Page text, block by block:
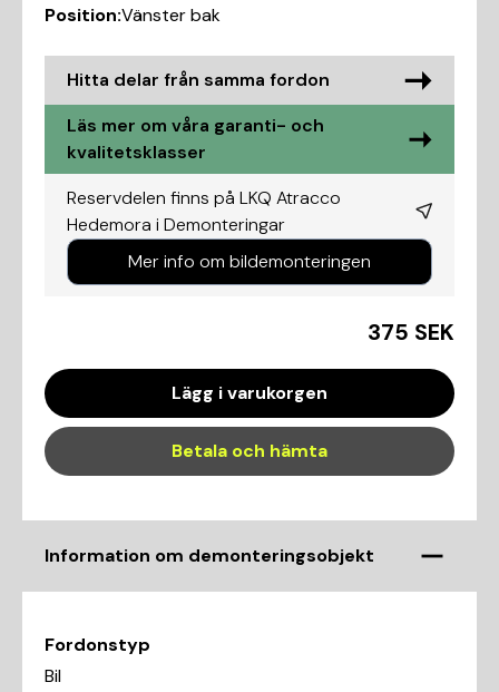
Position:Vänster bak
Hitta delar från samma fordon
Läs mer om våra garanti- och
kvalitetsklasser
Reservdelen finns på LKQ Atracco
Hedemora i Demonteringar
Mer info om bildemonteringen
375 SEK
Lägg i varukorgen
Betala och hämta
Information om demonteringsobjekt
Fordonstyp
Bil